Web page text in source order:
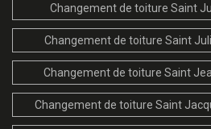
Changement de toiture Saint
Changement de toiture Saint
Changement de toiture Saint
Changement de toiture Saint